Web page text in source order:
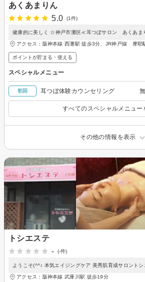
あくあまりん
5.0
(1件)
健康的に美しく ☆神戸市灘区≪耳つぼサロン あくあま
アクセス：阪神本線 西灘駅 徒歩3分、JR神戸線 摩
ポイントが貯まる・使える
スペシャルメニュー
初回 耳つぼ体験カウンセリング
すべてのスペシャルメニュー
その他の情報を表示
トシエステ
-
(-件)
ようこそ(^^♪ 本気エイジングケア 美秀肌育成サロント
アクセス：阪神本線 武庫川駅 徒歩19分